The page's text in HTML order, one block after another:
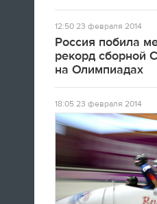
12:5023 февраля 2014
Россия побила
рекорд сборной
на Олимпиадах
18:0523 февраля 2014